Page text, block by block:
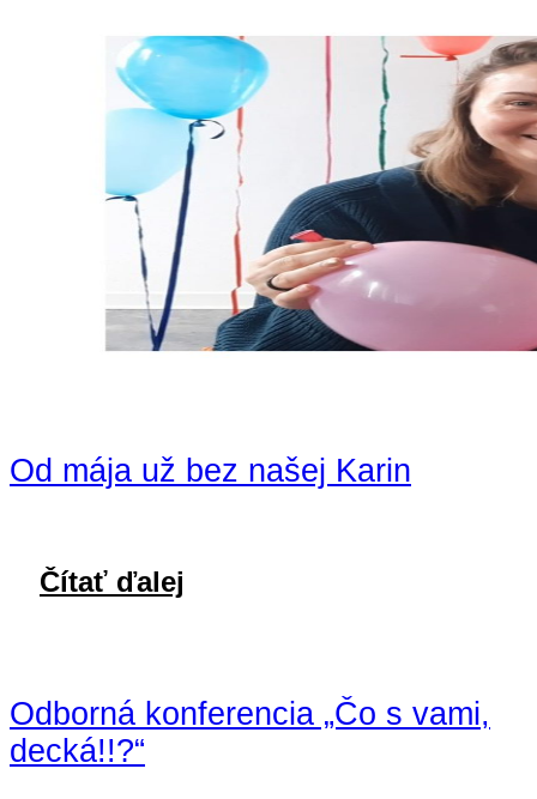
Od mája už bez našej Karin
Čítať ďalej
Odborná konferencia „Čo s vami,
decká!!?“